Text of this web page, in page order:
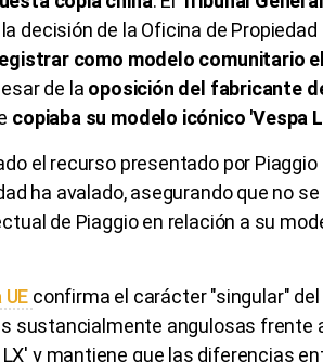
decisión de la Oficina de
como modelo comunitario
de la oposición del fabricante
copiaba su modelo icónico 'Vespa
el recurso presentado por Piaggio
ha avalado, asegurando que no
de Piaggio en relación a su
confirma el carácter "singular"
sustancialmente angulosas frente
y mantiene que las diferencias